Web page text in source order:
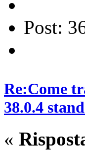
Post:
Re:Come
38.0.4
«